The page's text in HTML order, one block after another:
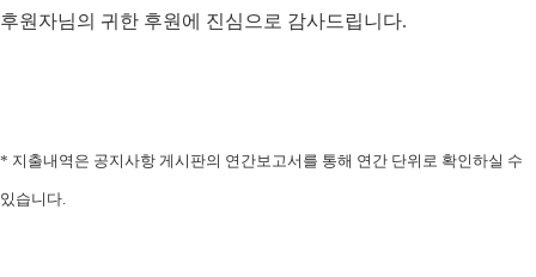
후원자님의 귀한 후원에 진심으로 감사드립니다.
* 지출내역은 공지사항 게시판의 연간보고서를 통해 연간 단위로 확인하실 수
있습니다.